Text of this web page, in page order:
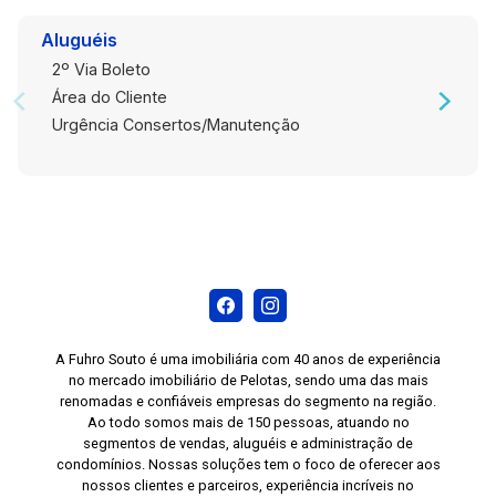
Aluguéis
2º Via Boleto
Área do Cliente
Urgência Consertos/Manutenção
A Fuhro Souto é uma imobiliária com 40 anos de experiência
no mercado imobiliário de Pelotas, sendo uma das mais
renomadas e confiáveis empresas do segmento na região.
Ao todo somos mais de 150 pessoas, atuando no
segmentos de vendas, aluguéis e administração de
condomínios. Nossas soluções tem o foco de oferecer aos
nossos clientes e parceiros, experiência incríveis no